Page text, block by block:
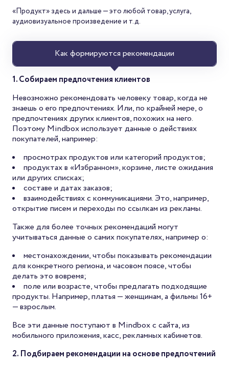
«Продукт» здесь и дальше — это любой товар, услуга,
аудиовизуальное произведение и т.д.
Как формируются рекомендации
1. Собираем предпочтения клиентов
Невозможно рекомендовать человеку товар, когда не
знаешь о его предпочтениях. Или, по крайней мере, о
предпочтениях других клиентов, похожих на него.
Поэтому Mindbox использует данные о действиях
покупателей, например:
просмотрах продуктов или категорий продуктов;
продуктах в «Избранном», корзине, листе ожидания
или других списках;
составе и датах заказов;
взаимодействиях с коммуникациями. Это, например,
открытие писем и переходы по ссылкам из рекламы.
Также для более точных рекомендаций могут
учитываться данные о самих покупателях, например о:
местонахождении, чтобы показывать рекомендации
для конкретного региона, и часовом поясе, чтобы
делать это вовремя;
поле или возрасте, чтобы предлагать подходящие
продукты. Например, платья — женщинам, а фильмы 16+
— взрослым.
Все эти данные поступают в Mindbox с сайта, из
мобильного приложения, касс, рекламных кабинетов.
2. Подбираем рекомендации на основе предпочтений